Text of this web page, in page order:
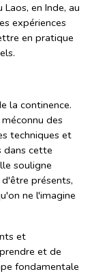
en Inde, au
expériences
en pratique
la continence.
des
techniques et
dans cette
souligne
présents,
ne l'imagine
et
et de
fondamentale